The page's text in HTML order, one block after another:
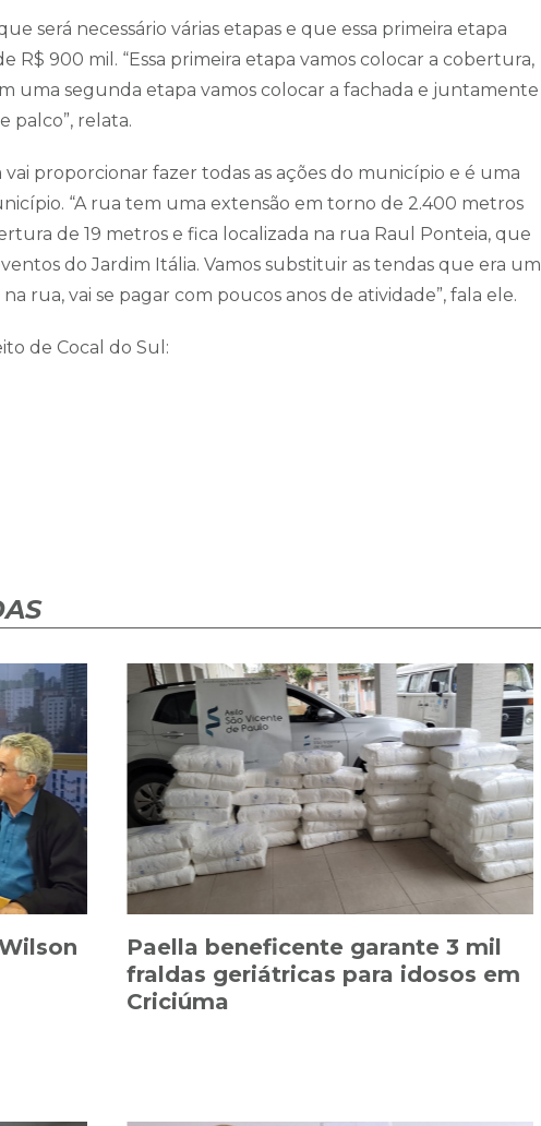
será necessário várias etapas e que essa primeira etapa
900 mil. “Essa primeira etapa vamos colocar a cobertura,
uma segunda etapa vamos colocar a fachada e juntamente
palco”, relata.
proporcionar fazer todas as ações do município e é uma
“A rua tem uma extensão em torno de 2.400 metros
de 19 metros e fica localizada na rua Raul Ponteia, que
do Jardim Itália. Vamos substituir as tendas que era um
rua, vai se pagar com poucos anos de atividade”, fala ele.
de Cocal do Sul:
Paella beneficente garante 3 mil
fraldas geriátricas para idosos em
Criciúma